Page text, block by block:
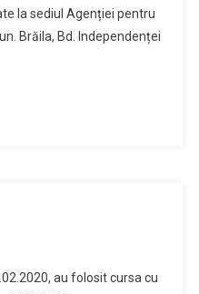
la sediul Agenției pentru
Brăila, Bd. Independenței
au folosit cursa cu